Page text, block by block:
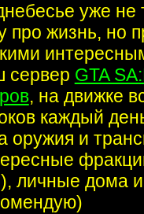
уже не
про жизнь, но
сервер GTA
, на движке
каждый
оружия и
личные дома